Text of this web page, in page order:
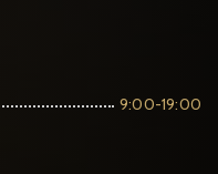
9:00-19:00